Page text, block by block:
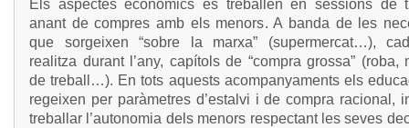
Els aspectes econòmics es treballen en sessions de
anant de compres amb els menors. A banda de les
que sorgeixen “sobre la marxa” (supermercat…),
realitza durant l’any, capítols de “compra grossa” (roba,
de treball…). En tots aquests acompanyaments els
regeixen per paràmetres d’estalvi i de compra racional,
treballar l’autonomia dels menors respectant les seves